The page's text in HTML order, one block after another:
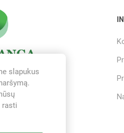
slapukus
rasti